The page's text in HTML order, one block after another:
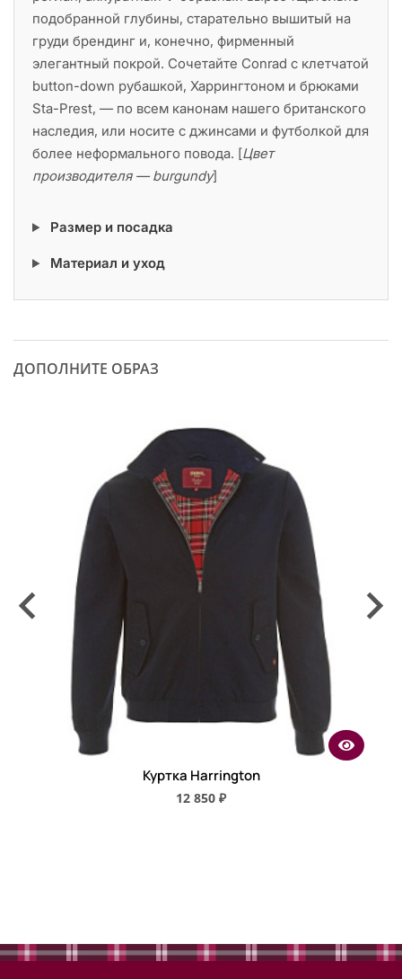
подобранной глубины, старательно вышитый на
груди брендинг и, конечно, фирменный
элегантный покрой. Сочетайте Conrad с клетчатой
button-down рубашкой, Харрингтоном и брюками
Sta-Prest, — по всем канонам нашего британского
наследия, или носите с джинсами и футболкой для
более неформального повода. [Цвет
производителя — burgundy]
Размер и посадка
Материал и уход
ДОПОЛНИТЕ ОБРАЗ
Куртка Harrington
12 850 ₽